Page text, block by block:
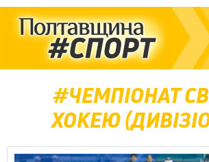
ЧЕМПІОНАТ
ХОКЕЮ